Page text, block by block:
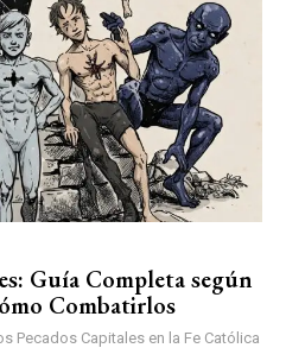
Guía Completa según
Combatirlos
Pecados Capitales en la Fe Católica